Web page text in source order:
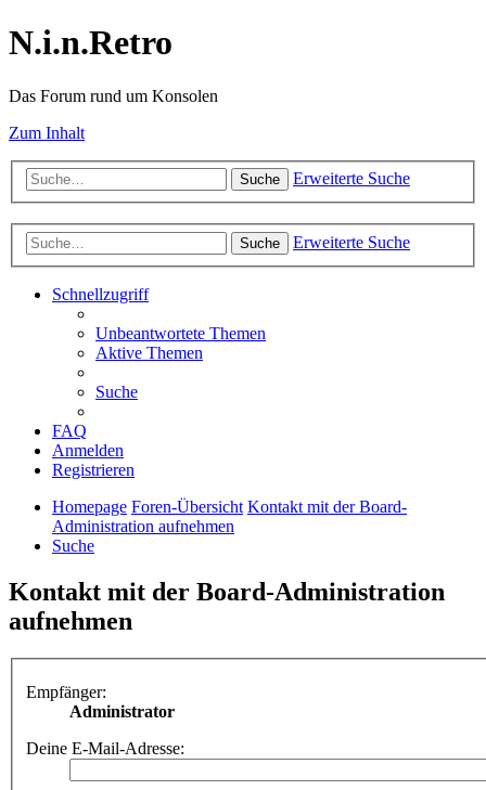
N.i.n.Retro
Das Forum rund um Konsolen
Zum Inhalt
Suche Erweiterte Suche
Suche Erweiterte Suche
Schnellzugriff
Unbeantwortete Themen
Aktive Themen
Suche
FAQ
Anmelden
Registrieren
Homepage Foren-Übersicht Kontakt mit der Board-
Administration aufnehmen
Suche
Kontakt mit der Board-Administration
aufnehmen
Empfänger:
Administrator
Deine E-Mail-Adresse: